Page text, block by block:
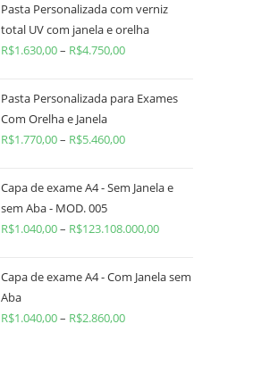
Pasta Personalizada com verniz
total UV com janela e orelha
R$1.630,00– R$4.750,00
Pasta Personalizada para Exames
Com Orelha e Janela
R$1.770,00– R$5.460,00
Capa de exame A4 - Sem Janela e
sem Aba - MOD. 005
R$1.040,00– R$123.108.000,00
Capa de exame A4 - Com Janela sem
Aba
R$1.040,00– R$2.860,00